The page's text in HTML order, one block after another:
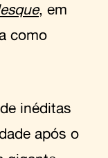
, em
como
inéditas
após o